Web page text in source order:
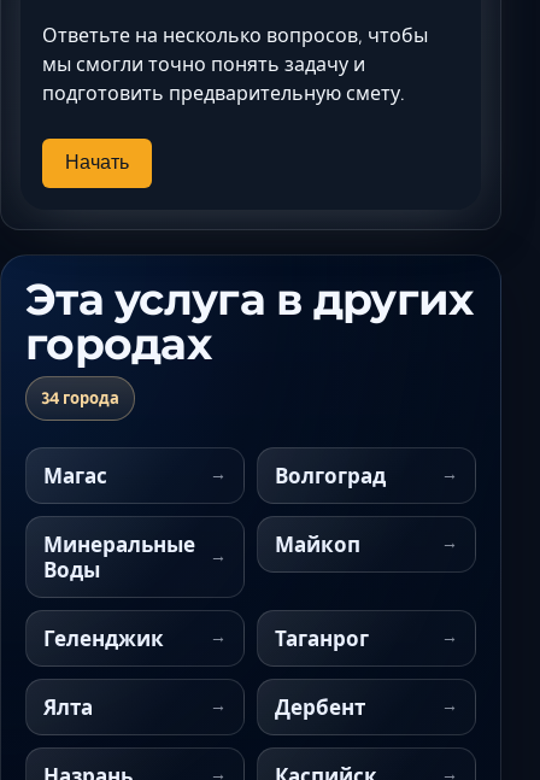
Ответьте на несколько вопросов, чтобы
мы смогли точно понять задачу и
подготовить предварительную смету.
Начать
Эта услуга в других
городах
34 города
Магас Волгоград
Минеральные
Воды
Майкоп
Геленджик Таганрог
Ялта Дербент